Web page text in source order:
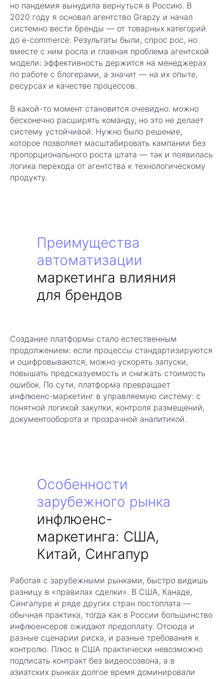
но пандемия вынудила вернуться в Россию. В
2020 году я основал агентство Grapzy и начал
системно вести бренды — от товарных категорий
до e-commerce. Результаты были, спрос рос, но
вместе с ним росла и главная проблема агентской
модели: эффективность держится на менеджерах
по работе с блогерами, а значит — на их опыте,
ресурсах и качестве процессов.
В какой-то момент становится очевидно: можно
бесконечно расширять команду, но это не делает
систему устойчивой. Нужно было решение,
которое позволяет масштабировать кампании без
пропорционального роста штата — так и появилась
логика перехода от агентства к технологическому
продукту.
Преимущества
автоматизации
маркетинга влияния
для брендов
Создание платформы стало естественным
продолжением: если процессы стандартизируются
и оцифровываются, можно ускорять запуски,
повышать предсказуемость и снижать стоимость
ошибок. По сути, платформа превращает
инфлюенс-маркетинг в управляемую систему: с
понятной логикой закупки, контроля размещений,
документооборота и прозрачной аналитикой.
Особенности
зарубежного рынка
инфлюенс-
маркетинга: США,
Китай, Сингапур
Работая с зарубежными рынками, быстро видишь
разницу в «правилах сделки». В США, Канаде,
Сингапуре и ряде других стран постоплата —
обычная практика, тогда как в России большинство
инфлюенсеров ожидают предоплату. Отсюда и
разные сценарии риска, и разные требования к
контролю. Плюс в США практически невозможно
подписать контракт без видеосозвона, а в
азиатских рынках долгое время доминировали
Умножайте ваши
продажи
с помощью
блогеров —